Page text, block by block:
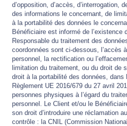
d’opposition, d’accès, d’interrogation,
des informations le concernant, de
à la portabilité des données le
Bénéficiaire est informé de l’existence
Responsable du traitement des
coordonnées sont ci-dessous, l’accès
personnel, la rectification ou
limitation du traitement, ou du droit de
droit à la portabilité des données,
Règlement UE 2016/679 du 27 avril
personnes physiques à l’égard du
personnel. Le Client et/ou le
son droit d’introduire une réclamation
contrôle : la CNIL (Commission